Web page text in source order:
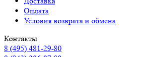
Оплата
Условия возврата и обмена
Контакты
8 (495) 481-29-80